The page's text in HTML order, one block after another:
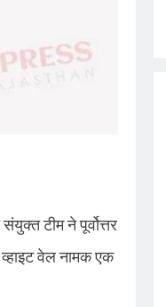
टीम ने पूर्वोत्तर
व्हाइट वेल नामक एक